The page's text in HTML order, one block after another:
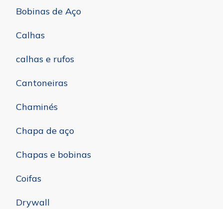
Bobinas de Aço
Calhas
calhas e rufos
Cantoneiras
Chaminés
Chapa de aço
Chapas e bobinas
Coifas
Drywall